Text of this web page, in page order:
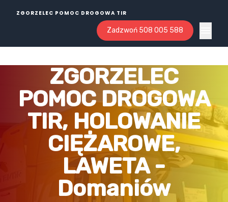
ZGORZELEC POMOC DROGOWA TIR
Zadzwoń 508 005 588
ZGORZELEC
POMOC DROGOWA
TIR, HOLOWANIE
CIĘŻAROWE,
LAWETA -
Domaniów